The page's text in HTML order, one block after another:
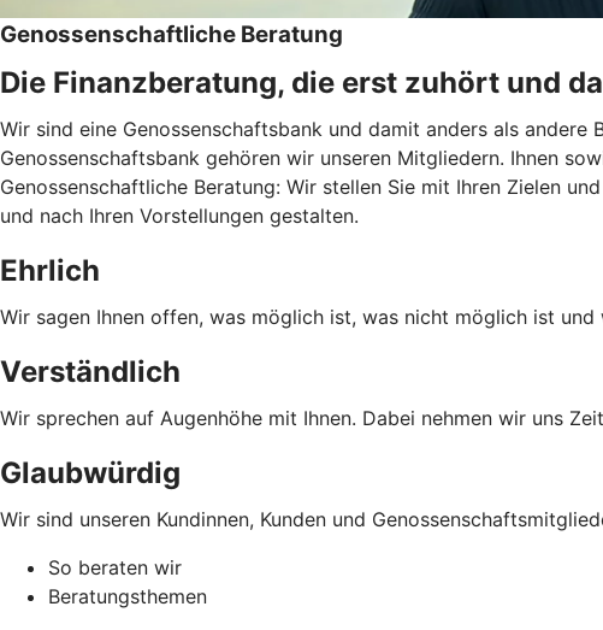
Genossenschaftliche Beratung
Die Finanzberatung, die erst zuhört und
Wir sind eine Genossenschaftsbank und damit anders als andere
Genossenschaftsbank gehören wir unseren Mitgliedern. Ihnen
Genossenschaftliche Beratung: Wir stellen Sie mit Ihren Zielen
und nach Ihren Vorstellungen gestalten.
Ehrlich
Wir sagen Ihnen offen, was möglich ist, was nicht möglich ist
Verständlich
Wir sprechen auf Augenhöhe mit Ihnen. Dabei nehmen wir uns
Glaubwürdig
Wir sind unseren Kundinnen, Kunden und
So beraten wir
Beratungsthemen